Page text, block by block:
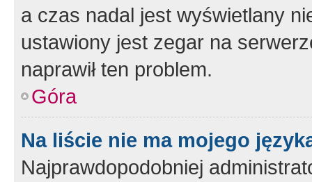
a czas nadal jest wyświetlany
ustawiony jest zegar na
naprawił ten problem.
Góra
Na liście nie ma mojego
Najprawdopodobniej